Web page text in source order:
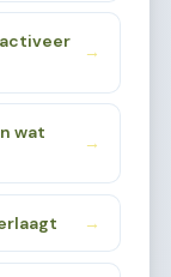
→
wat
→
→